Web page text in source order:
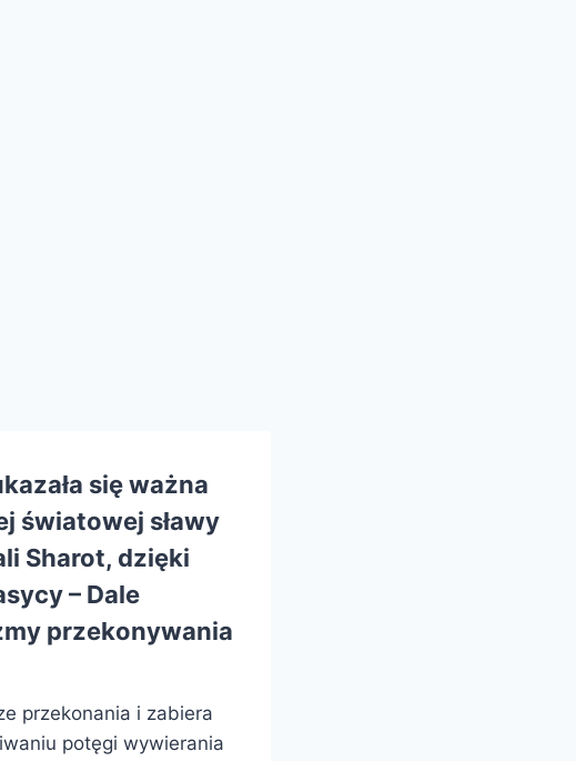
się ważna
światowej sławy
Sharot, dzięki
– Dale
przekonywania
przekonania i zabiera
potęgi wywierania